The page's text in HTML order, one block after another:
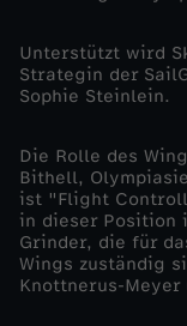
n
n
i
n
Unterstützt wird
Strategin der
Sophie Steinlein.
Die Rolle des
Bithell,
ist "Flight
in dieser Position
Grinder, die für
Wings zuständig
Knottnerus-Meyer